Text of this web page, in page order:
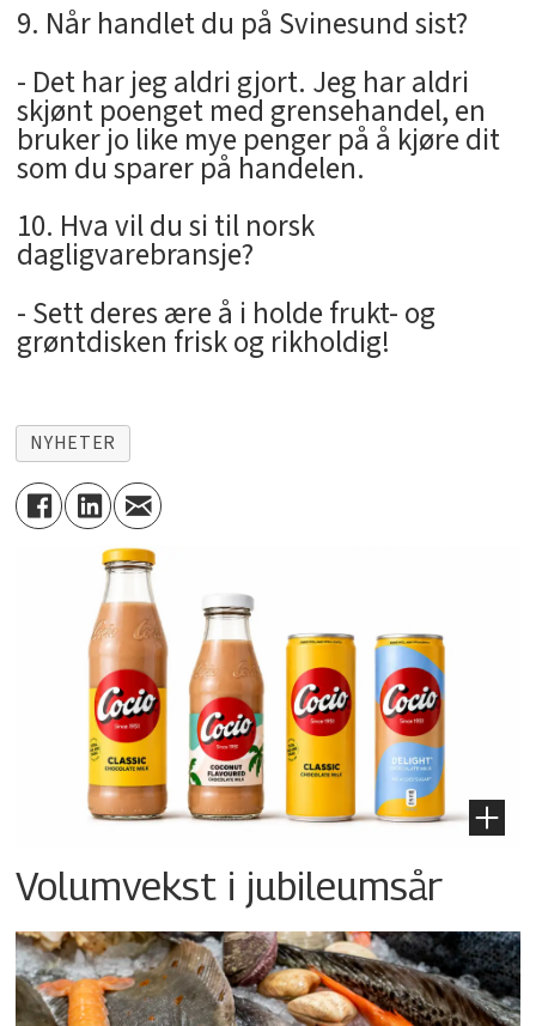
9. Når handlet du på Svinesund sist?
- Det har jeg aldri gjort. Jeg har aldri
skjønt poenget med grensehandel, en
bruker jo like mye penger på å kjøre dit
som du sparer på handelen.
10. Hva vil du si til norsk
dagligvarebransje?
- Sett deres ære å i holde frukt- og
grøntdisken frisk og rikholdig!
NYHETER
Volumvekst i jubileumsår